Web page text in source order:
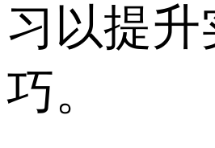
习以提升
巧。